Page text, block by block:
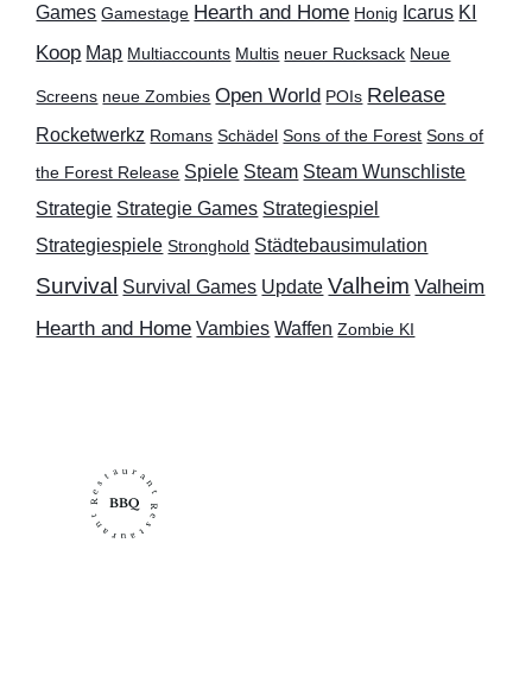
Games Gamestage Hearth and Home Honig Icarus KI
Koop Map Multiaccounts Multis neuer Rucksack Neue
Screens neue Zombies Open World POIs Release
Rocketwerkz Romans Schädel Sons of the Forest Sons of
the Forest Release Spiele Steam Steam Wunschliste
Strategie Strategie Games Strategiespiel
Strategiespiele Stronghold Städtebausimulation
Survival Survival Games Update Valheim Valheim
Hearth and Home Vambies Waffen Zombie KI